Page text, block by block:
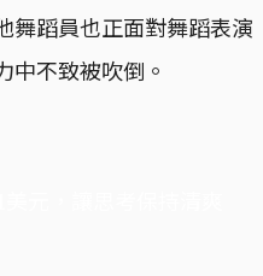
舞蹈員也正面對舞蹈表演
中不致被吹倒。